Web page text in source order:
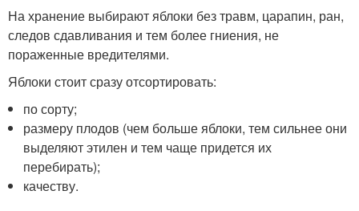
На хранение выбирают яблоки без травм, царапин, ран,
следов сдавливания и тем более гниения, не
пораженные вредителями.
Яблоки стоит сразу отсортировать:
по сорту;
размеру плодов (чем больше яблоки, тем сильнее они
выделяют этилен и тем чаще придется их
перебирать);
качеству.